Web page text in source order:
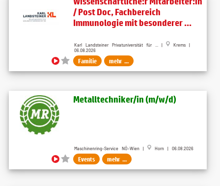
/ Post Doc, Fachbereich
Immunologie mit besonderer ...
Karl Landsteiner Privatuniversität für ... |
Krems |
06.08.2026
Familie mehr ...
Metalltechniker​/in (m​/w​/d)
Maschinenring-Service NÖ-Wien | Horn | 06.08.2026
Events mehr ...